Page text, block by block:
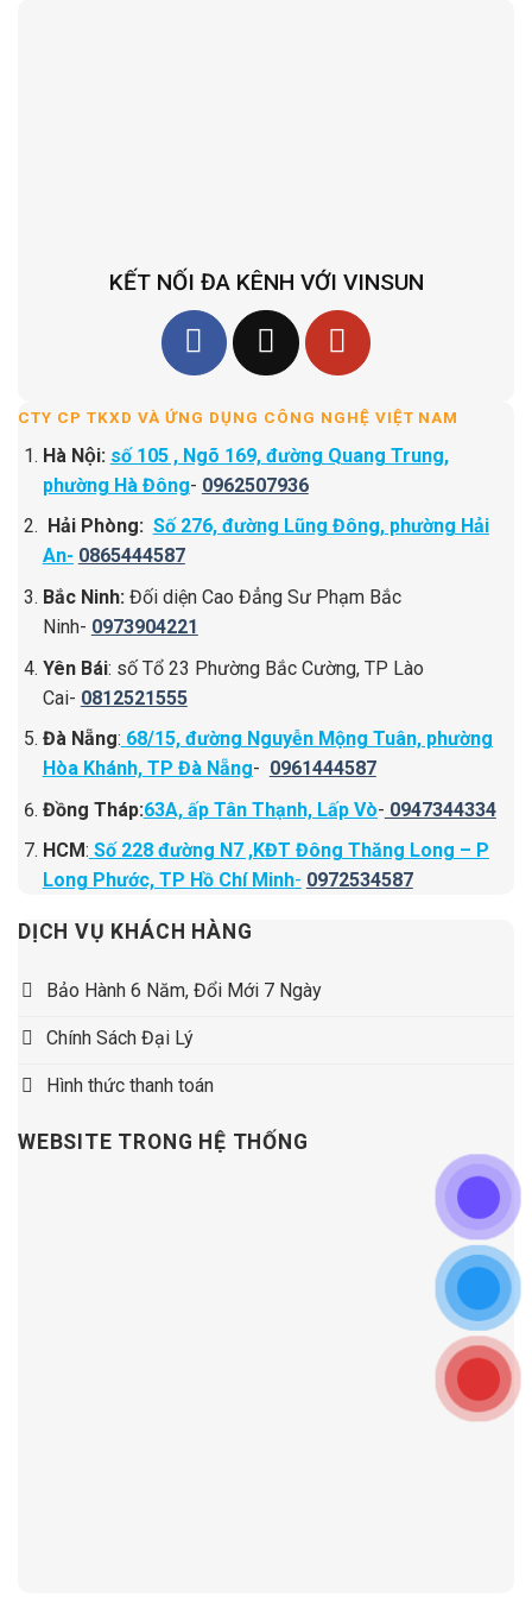
KẾT NỐI ĐA KÊNH VỚI VINSUN
CTY CP TKXD VÀ ỨNG DỤNG CÔNG NGHỆ VIỆT NAM
Hà Nội: số 105 , Ngõ 169, đường Quang Trung,
phường Hà Đông- 0962507936
Hải Phòng: Số 276, đường Lũng Đông, phường Hải
An- 0865444587
Bắc Ninh: Đối diện Cao Đẳng Sư Phạm Bắc
Ninh- 0973904221
Yên Bái: số Tổ 23 Phường Bắc Cường, TP Lào
Cai- 0812521555
Đà Nẵng: 68/15, đường Nguyễn Mộng Tuân, phường
Hòa Khánh, TP Đà Nẵng- 0961444587
Đồng Tháp:63A, ấp Tân Thạnh, Lấp Vò- 0947344334
HCM: Số 228 đường N7 ,KĐT Đông Thăng Long – P
Long Phước, TP Hồ Chí Minh- 0972534587
DỊCH VỤ KHÁCH HÀNG
Bảo Hành 6 Năm, Đổi Mới 7 Ngày
Chính Sách Đại Lý
Hình thức thanh toán
WEBSITE TRONG HỆ THỐNG